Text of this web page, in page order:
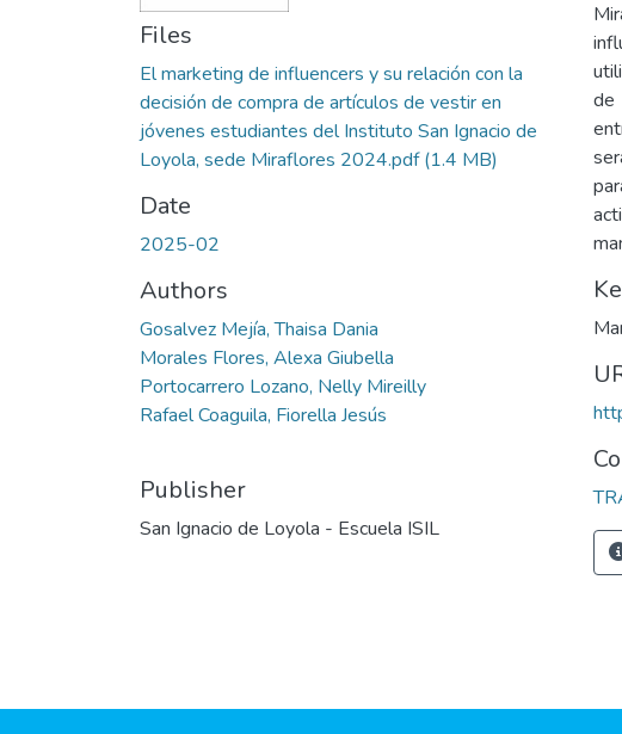
Files
El marketing de influencers y su relación con la
decisión de compra de artículos de vestir en
jóvenes estudiantes del Instituto San Ignacio de
Loyola, sede Miraflores 2024.pdf(1.4 MB)
Date
2025-02
Authors
Gosalvez Mejía, Thaisa Dania
Morales Flores, Alexa Giubella
Portocarrero Lozano, Nelly Mireilly
Rafael Coaguila, Fiorella Jesús
Publisher
San Ignacio de Loyola - Escuela ISIL
de